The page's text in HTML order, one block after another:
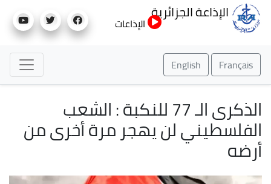
إلى
الإذاعة الجزائرية
الإذاعات
Français
English
الذكرى الـ 77 للنكبة : الشعب
الفلسطيني لن يهجر مرة أخرى من
أرضه